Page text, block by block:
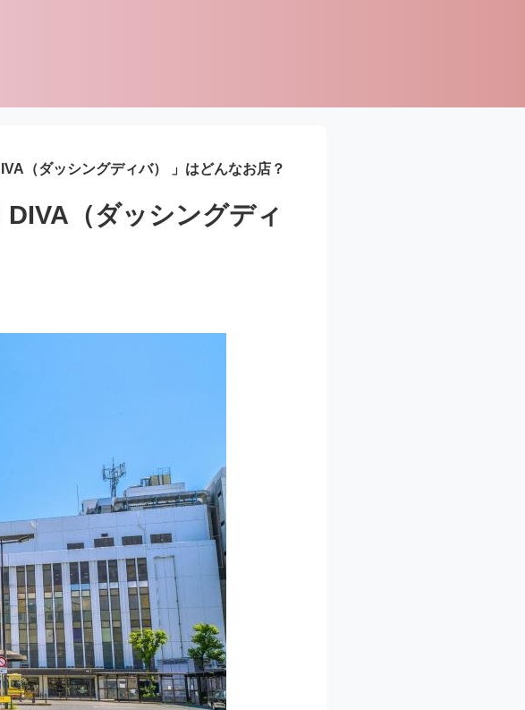
（ダッシングディバ） 」はどんなお店？
（ダッシングディ